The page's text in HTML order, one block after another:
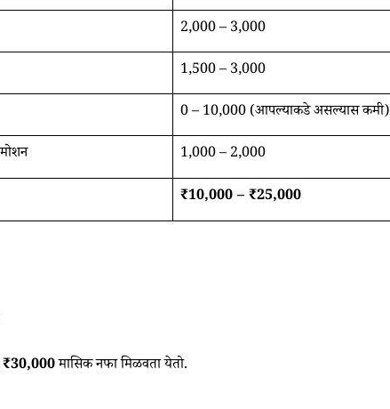
2,000 – 3,000
1,500 – 3,000
0 – 10,000 (आपल्याकडे असल्यास कमी)
1,000 – 2,000
₹10,000 – ₹25,000
मासिक नफा मिळवता येतो.